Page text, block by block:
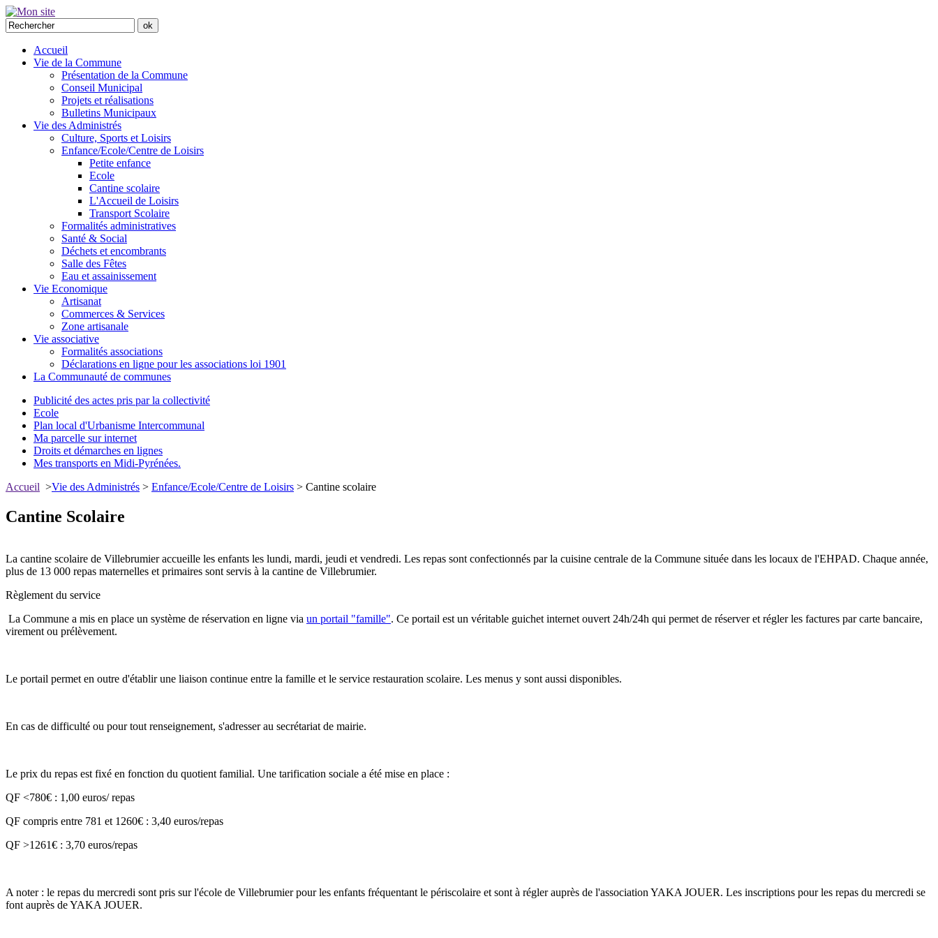
Accueil
Vie de la Commune
Présentation de la Commune
Conseil Municipal
Projets et réalisations
Bulletins Municipaux
Vie des Administrés
Culture, Sports et Loisirs
Enfance/Ecole/Centre de Loisirs
Petite enfance
Ecole
Cantine scolaire
L'Accueil de Loisirs
Transport Scolaire
Formalités administratives
Santé & Social
Déchets et encombrants
Salle des Fêtes
Eau et assainissement
Vie Economique
Artisanat
Commerces & Services
Zone artisanale
Vie associative
Formalités associations
Déclarations en ligne pour les associations loi 1901
La Communauté de communes
Publicité des actes pris par la collectivité
Ecole
Plan local d'Urbanisme Intercommunal
Ma parcelle sur internet
Droits et démarches en lignes
Mes transports en Midi-Pyrénées.
Accueil >Vie des Administrés > Enfance/Ecole/Centre de Loisirs > Cantine scolaire
Cantine Scolaire
La cantine scolaire de Villebrumier accueille les enfants les lundi, mardi, jeudi et vendredi. Les repas sont confectionnés par la cuisine centrale de la Commune située dans les locaux de l'EHPAD. Chaque année,
plus de 13 000 repas maternelles et primaires sont servis à la cantine de Villebrumier.
Règlement du service
La Commune a mis en place un système de réservation en ligne via un portail "famille". Ce portail est un véritable guichet internet ouvert 24h/24h qui permet de réserver et régler les factures par carte bancaire,
virement ou prélèvement.
Le portail permet en outre d'établir une liaison continue entre la famille et le service restauration scolaire. Les menus y sont aussi disponibles.
En cas de difficulté ou pour tout renseignement, s'adresser au secrétariat de mairie.
Le prix du repas est fixé en fonction du quotient familial. Une tarification sociale a été mise en place :
QF <780€ : 1,00 euros/ repas
QF compris entre 781 et 1260€ : 3,40 euros/repas
QF >1261€ : 3,70 euros/repas
A noter : le repas du mercredi sont pris sur l'école de Villebrumier pour les enfants fréquentant le périscolaire et sont à régler auprès de l'association YAKA JOUER. Les inscriptions pour les repas du mercredi se
font auprès de YAKA JOUER.